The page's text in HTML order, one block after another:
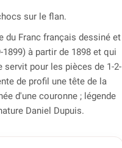
sur le flan.
du Franc français dessiné et
à partir de 1898 et qui
pour les pièces de 1-2-
de profil une tête de la
d'une couronne ; légende
Daniel Dupuis.